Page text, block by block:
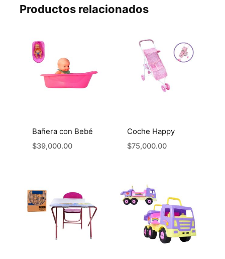
Productos relacionados
Bañera con Bebé
$39,000.00
Coche Happy
$75,000.00